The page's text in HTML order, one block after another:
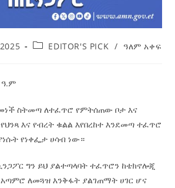
EDITOR'S PICK / ዓለም አቀፍ
ዓ.ም
ስትመጣ ለተፈጥሮ የምትሰጠው ቦታ እና
የህንጻ እና የብረት ቁልል እየበረከተ እንደመጣ ተፈጥሮ
የነቀፌታ ሀሳብ ነው።
ግን ይህ ያልተጣላባት ተፈጥሮን ከቴክኖሎጂ
አጣምሮ ለመጓዝ እንቅፋት ያልገጠማት ሀገር ሆና